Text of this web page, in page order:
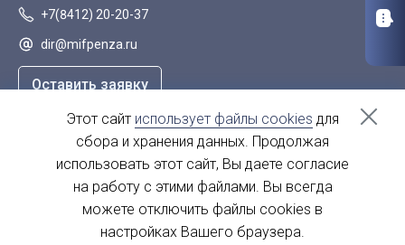
+7(8412) 20-20-37
dir@mifpenza.ru
Оставить заявку
г. Пенза, ул. Аустрина, 139а
пн-пт - с 9.00-18.00
сб, вс - выходной
Этот сайт использует файлы cookies для
сбора и хранения данных. Продолжая
использовать этот сайт, Вы даете согласие
на работу с этими файлами. Вы всегда
можете отключить файлы cookies в
настройках Вашего браузера.